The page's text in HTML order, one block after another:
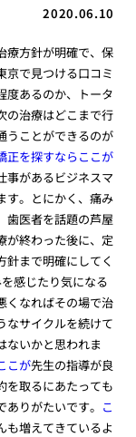
2020.06.10
療方針が明確で、保
京で見つける口コミ
度あるのか、トータ
の治療はどこまで行
うことができるのが
正を探すならここが
事があるビジネスマ
す。とにかく、痛み
歯医者を話題の芦屋
が終わった後に、定
まで明確にしてく
感じたり気になる
くなればその場で治
なサイクルを続けて
ないかと思われま
こが先生の指導が良
を取るにあたっても
りがたいです。 こ
も増えてきているよ